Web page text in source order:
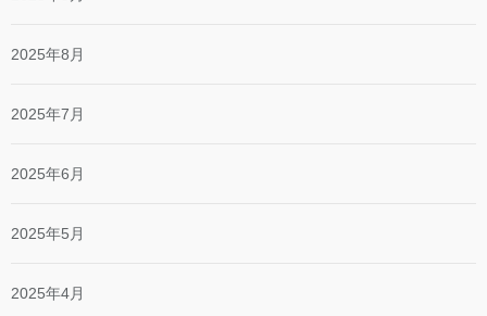
2025年8月
2025年7月
2025年6月
2025年5月
2025年4月